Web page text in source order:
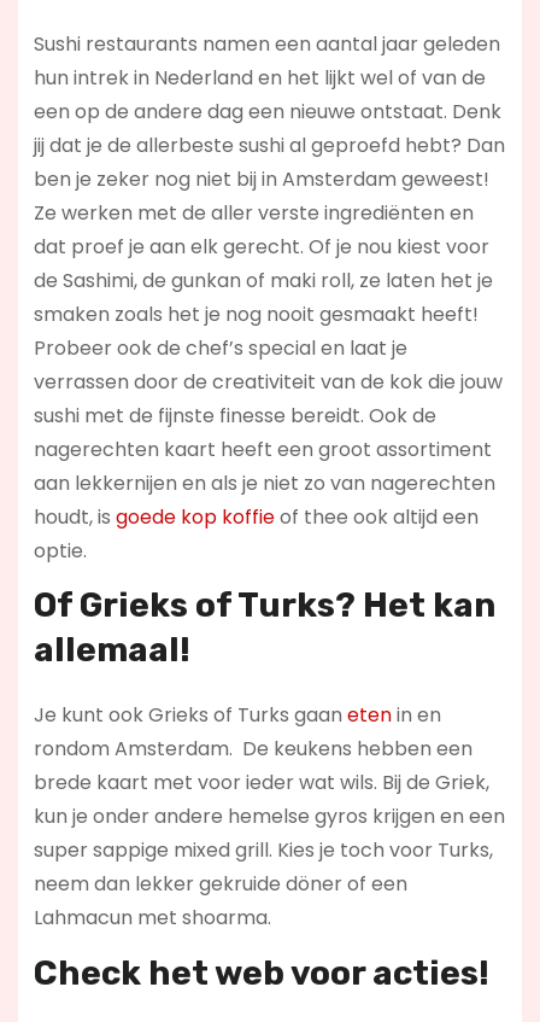
Sushi restaurants namen een aantal jaar geleden
hun intrek in Nederland en het lijkt wel of van de
een op de andere dag een nieuwe ontstaat. Denk
jij dat je de allerbeste sushi al geproefd hebt? Dan
ben je zeker nog niet bij in Amsterdam geweest!
Ze werken met de aller verste ingrediënten en
dat proef je aan elk gerecht. Of je nou kiest voor
de Sashimi, de gunkan of maki roll, ze laten het je
smaken zoals het je nog nooit gesmaakt heeft!
Probeer ook de chef’s special en laat je
verrassen door de creativiteit van de kok die jouw
sushi met de fijnste finesse bereidt. Ook de
nagerechten kaart heeft een groot assortiment
aan lekkernijen en als je niet zo van nagerechten
houdt, is goede kop koffieof thee ook altijd een
optie.
Of Grieks of Turks? Het kan
allemaal!
Je kunt ook Grieks of Turks gaan etenin en
rondom Amsterdam. De keukens hebben een
brede kaart met voor ieder wat wils. Bij de Griek,
kun je onder andere hemelse gyros krijgen en een
super sappige mixed grill. Kies je toch voor Turks,
neem dan lekker gekruide döner of een
Lahmacun met shoarma.
Check het web voor acties!